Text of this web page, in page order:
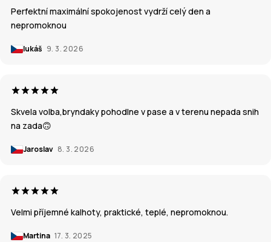
Perfektní maximální spokojenost vydrží celý den a
nepromoknou
lukáš 9. 3. 2026
Skvela volba,bryndaky pohodlne v pase a v terenu nepada snih
na zada🙃
Jaroslav 8. 3. 2026
Velmi příjemné kalhoty, praktické, teplé, nepromoknou.
Martina 17. 3. 2025